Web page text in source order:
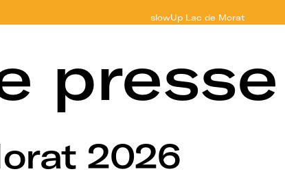
slowUp Lac de Morat
presse
2026